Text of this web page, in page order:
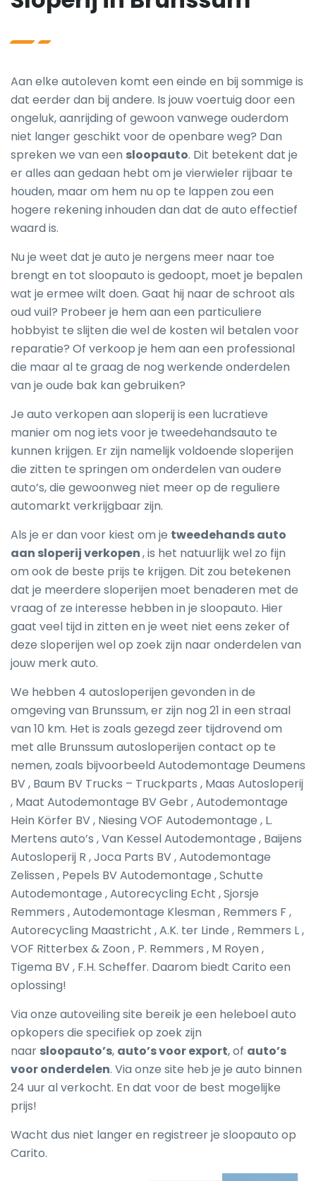
Aan elke autoleven komt een einde en bij sommige is
dat eerder dan bij andere. Is jouw voertuig door een
ongeluk, aanrijding of gewoon vanwege ouderdom
niet langer geschikt voor de openbare weg? Dan
spreken we van een sloopauto. Dit betekent dat je
er alles aan gedaan hebt om je vierwieler rijbaar te
houden, maar om hem nu op te lappen zou een
hogere rekening inhouden dan dat de auto effectief
waard is.
Nu je weet dat je auto je nergens meer naar toe
brengt en tot sloopauto is gedoopt, moet je bepalen
wat je ermee wilt doen. Gaat hij naar de schroot als
oud vuil? Probeer je hem aan een particuliere
hobbyist te slijten die wel de kosten wil betalen voor
reparatie? Of verkoop je hem aan een professional
die maar al te graag de nog werkende onderdelen
van je oude bak kan gebruiken?
Je auto verkopen aan sloperij is een lucratieve
manier om nog iets voor je tweedehandsauto te
kunnen krijgen. Er zijn namelijk voldoende sloperijen
die zitten te springen om onderdelen van oudere
auto’s, die gewoonweg niet meer op de reguliere
automarkt verkrijgbaar zijn.
Als je er dan voor kiest om je tweedehands auto
aan sloperij verkopen, is het natuurlijk wel zo fijn
om ook de beste prijs te krijgen. Dit zou betekenen
dat je meerdere sloperijen moet benaderen met de
vraag of ze interesse hebben in je sloopauto. Hier
gaat veel tijd in zitten en je weet niet eens zeker of
deze sloperijen wel op zoek zijn naar onderdelen van
jouw merk auto.
We hebben 4 autosloperijen gevonden in de
omgeving van Brunssum, er zijn nog 21 in een straal
van 10 km. Het is zoals gezegd zeer tijdrovend om
met alle Brunssum autosloperijen contact op te
nemen, zoals bijvoorbeeld Autodemontage Deumens
BV , Baum BV Trucks – Truckparts , Maas Autosloperij
, Maat Autodemontage BV Gebr , Autodemontage
Hein Körfer BV , Niesing VOF Autodemontage , L.
Mertens auto’s , Van Kessel Autodemontage , Baijens
Autosloperij R , Joca Parts BV , Autodemontage
Zelissen , Pepels BV Autodemontage , Schutte
Autodemontage , Autorecycling Echt , Sjorsje
Remmers , Autodemontage Klesman , Remmers F ,
Autorecycling Maastricht , A.K. ter Linde , Remmers L ,
VOF Ritterbex & Zoon , P. Remmers , M Royen ,
Tigema BV , F.H. Scheffer. Daarom biedt Carito een
oplossing!
Via onze autoveiling site bereik je een heleboel auto
opkopers die specifiek op zoek zijn
naar sloopauto’s, auto’s voor export, of auto’s
voor onderdelen. Via onze site heb je je auto binnen
24 uur al verkocht. En dat voor de best mogelijke
prijs!
Wacht dus niet langer en registreer je sloopauto op
Carito.